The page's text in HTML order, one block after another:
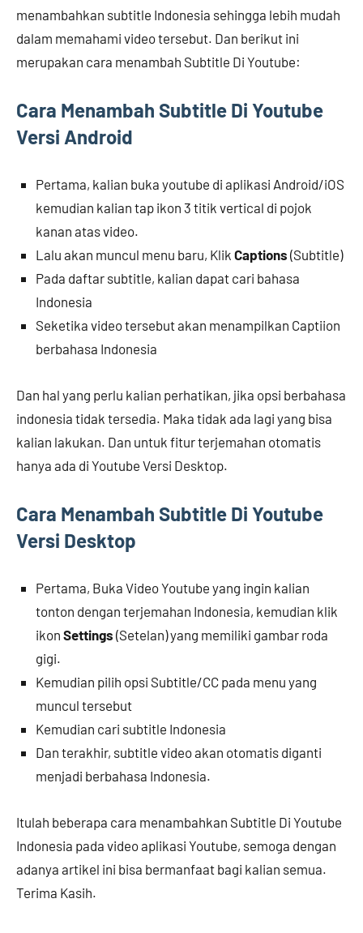
menambahkan subtitle Indonesia sehingga lebih mudah
dalam memahami video tersebut. Dan berikut ini
merupakan cara menambah Subtitle Di Youtube:
Cara Menambah Subtitle Di Youtube
Versi Android
Pertama, kalian buka youtube di aplikasi Android/iOS
kemudian kalian tap ikon 3 titik vertical di pojok
kanan atas video.
Lalu akan muncul menu baru, Klik Captions (Subtitle)
Pada daftar subtitle, kalian dapat cari bahasa
Indonesia
Seketika video tersebut akan menampilkan Captiion
berbahasa Indonesia
Dan hal yang perlu kalian perhatikan, jika opsi berbahasa
indonesia tidak tersedia. Maka tidak ada lagi yang bisa
kalian lakukan. Dan untuk fitur terjemahan otomatis
hanya ada di Youtube Versi Desktop.
Cara Menambah Subtitle Di Youtube
Versi Desktop
Pertama, Buka Video Youtube yang ingin kalian
tonton dengan terjemahan Indonesia, kemudian klik
ikon Settings (Setelan) yang memiliki gambar roda
gigi.
Kemudian pilih opsi Subtitle/CC pada menu yang
muncul tersebut
Kemudian cari subtitle Indonesia
Dan terakhir, subtitle video akan otomatis diganti
menjadi berbahasa Indonesia.
Itulah beberapa cara menambahkan Subtitle Di Youtube
Indonesia pada video aplikasi Youtube, semoga dengan
adanya artikel ini bisa bermanfaat bagi kalian semua.
Terima Kasih.